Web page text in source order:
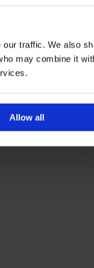
traffic. We also
may combine it
Allow all